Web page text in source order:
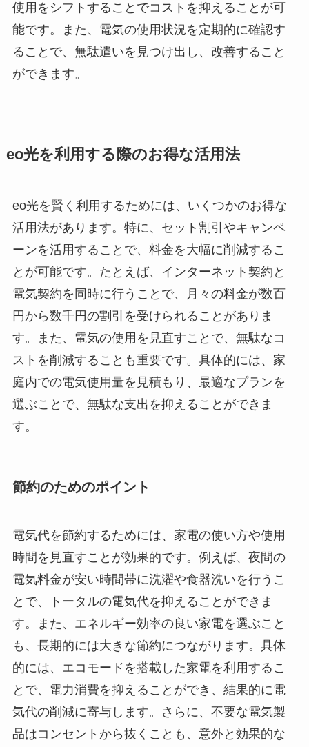
使用をシフトすることでコストを抑えることが可
能です。また、電気の使用状況を定期的に確認す
ることで、無駄遣いを見つけ出し、改善すること
ができます。
eo光を利用する際のお得な活用法
eo光を賢く利用するためには、いくつかのお得な
活用法があります。特に、セット割引やキャンペ
ーンを活用することで、料金を大幅に削減するこ
とが可能です。たとえば、インターネット契約と
電気契約を同時に行うことで、月々の料金が数百
円から数千円の割引を受けられることがありま
す。また、電気の使用を見直すことで、無駄なコ
ストを削減することも重要です。具体的には、家
庭内での電気使用量を見積もり、最適なプランを
選ぶことで、無駄な支出を抑えることができま
す。
節約のためのポイント
電気代を節約するためには、家電の使い方や使用
時間を見直すことが効果的です。例えば、夜間の
電気料金が安い時間帯に洗濯や食器洗いを行うこ
とで、トータルの電気代を抑えることができま
す。また、エネルギー効率の良い家電を選ぶこと
も、長期的には大きな節約につながります。具体
的には、エコモードを搭載した家電を利用するこ
とで、電力消費を抑えることができ、結果的に電
気代の削減に寄与します。さらに、不要な電気製
品はコンセントから抜くことも、意外と効果的な